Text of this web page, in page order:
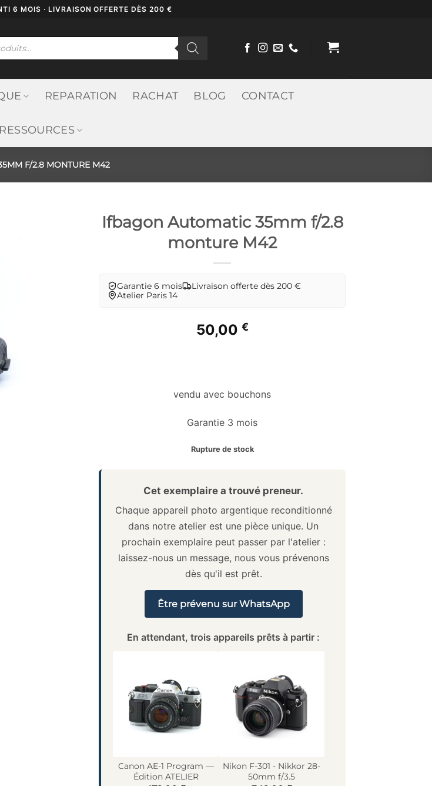
6 MOIS · LIVRAISON OFFERTE DÈS 200 €
REPARATION RACHAT BLOG CONTACT
RESSOURCES
F/2.8 MONTURE M42
Ifbagon Automatic 35mm f/2.8
monture M42
Garantie 6 mois
Livraison offerte dès 200 €
Atelier Paris 14
50,00 €
vendu avec bouchons
Garantie 3 mois
Rupture de stock
Cet exemplaire a trouvé preneur.
Chaque appareil photo argentique reconditionné
dans notre atelier est une pièce unique. Un
prochain exemplaire peut passer par l'atelier :
laissez-nous un message, nous vous prévenons
dès qu'il est prêt.
Être prévenu sur WhatsApp
En attendant, trois appareils prêts à partir :
Canon AE-1 Program —
Édition ATELIER
Nikon F-301 - Nikkor 28-
50mm f/3.5